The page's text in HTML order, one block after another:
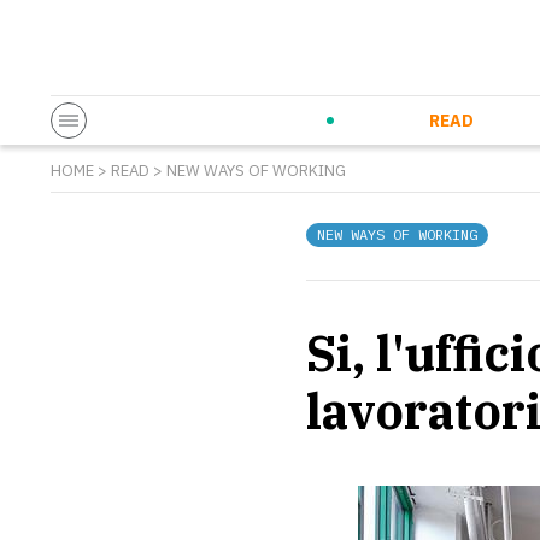
READ
HOME > READ > NEW WAYS OF WORKING
NEW WAYS OF WORKING
Si,